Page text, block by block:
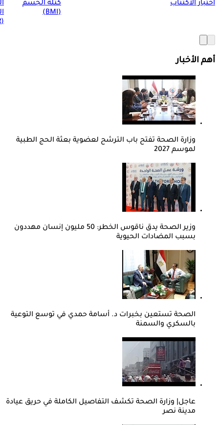
اختبار الاكتئاب
كتلة الجسم
(BMI)
(BMR)
أهم الأخبار
وزارة الصحة تفتح باب الترشح لعضوية بعثة الحج الطبية
لموسم 2027
وزير الصحة يدق ناقوس الخطر: 50 مليون إنسان مهددون
بسبب المضادات الحيوية
الصحة تستعين بخبرات د. أسامة حمدي في توسع التوعية
بالسكري والسمنة
عاجل| وزارة الصحة تكشف التفاصيل الكاملة في حريق عيادة
مدينة نصر